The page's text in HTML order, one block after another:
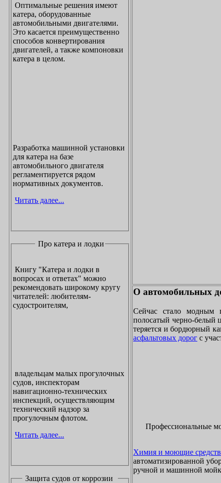
Оптимальные решения имеют
катера, оборудованные
автомобильными двигателями.
Это касается преимущественно
способов конвертирования
двигателей, а также компоновки
катера в целом.
Разработка машинной установки
для катера на базе
автомобильного двигателя
регламентируется рядом
нормативных документов.
Читать далее...
Про катера и лодки
Книгу "Катера и лодки в
вопросах и ответах" можно
рекомендовать широкому кругу
читателей: любителям-
судостроителям,
владельцам малых прогулочных
судов, инспекторам
навигационно-технических
инспекций, осуществляющим
технический надзор за
прогулочным флотом.
Читать далее...
Защита судов от коррозии
О автомобильных
Сейчас стало модным
полосатый черно-белый
теряется и бордюрный
асфальтовых дорог с
Профессиональные
Химия и моющие
автоматизированной
ручной и машинной